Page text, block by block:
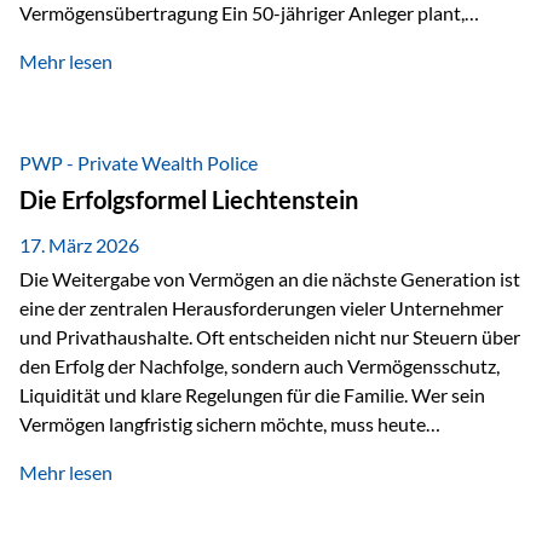
Vermögensübertragung Ein 50-jähriger Anleger plant,
der steuerliche Freibetrag optimal genutzt werden, sondern
strukturierte, langfristige Vermögensübertragung, ohne die
Kontrolle vollständig aus der Hand zu geben. Die Lösung:
Abschmelzung mit Vetorecht Die Umsetzung erfolgt über die
Private Wealth Police…
Mehr lesen
PWP - Private Wealth Police
Die Erfolgsformel Liechtenstein
17. März 2026
Die Weitergabe von Vermögen an die nächste Generation ist
eine der zentralen Herausforderungen vieler Unternehmer
und Privathaushalte. Oft entscheiden nicht nur Steuern über
den Erfolg der Nachfolge, sondern auch Vermögensschutz,
Liquidität und klare Regelungen für die Familie. Wer sein
Vermögen langfristig sichern möchte, muss heute
„Erfolgsformel Liechtenstein“, herausgegeben und verfasst
Mehr lesen